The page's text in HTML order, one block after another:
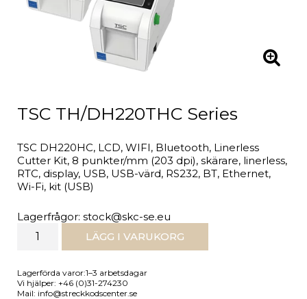
TSC TH/DH220THC Series
TSC DH220HC, LCD, WIFI, Bluetooth, Linerless
Cutter Kit, 8 punkter/mm (203 dpi), skärare, linerless,
RTC, display, USB, USB-värd, RS232, BT, Ethernet,
Wi-Fi, kit (USB)
Lagerfrågor: stock@skc-se.eu
LÄGG I VARUKORG
Lagerförda varor:1–3 arbetsdagar
Vi hjälper: +46 (0)31-274230
Mail: info@streckkodscenter.se